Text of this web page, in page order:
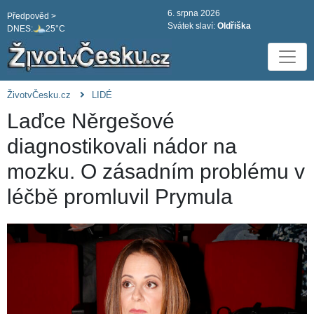
DNES: 25°C
Předpověd >
6. srpna 2026
Svátek slaví: Oldřiška
ŽivotvČesku.cz LIDÉ
Laďce Něrgešové
diagnostikovali nádor na
mozku. O zásadním problému v
léčbě promluvil Prymula